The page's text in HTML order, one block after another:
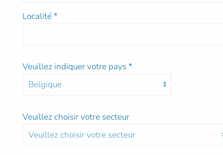
Localité*
Veuillez indiquer votre pays*
Veuillez choisir votre secteur